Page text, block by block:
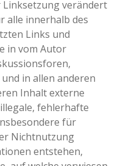
verändert
alle innerhalb des
Links und
in vom Autor
in allen anderen
Inhalt externe
fehlerhafte
für
Nichtnutzung
entstehen,